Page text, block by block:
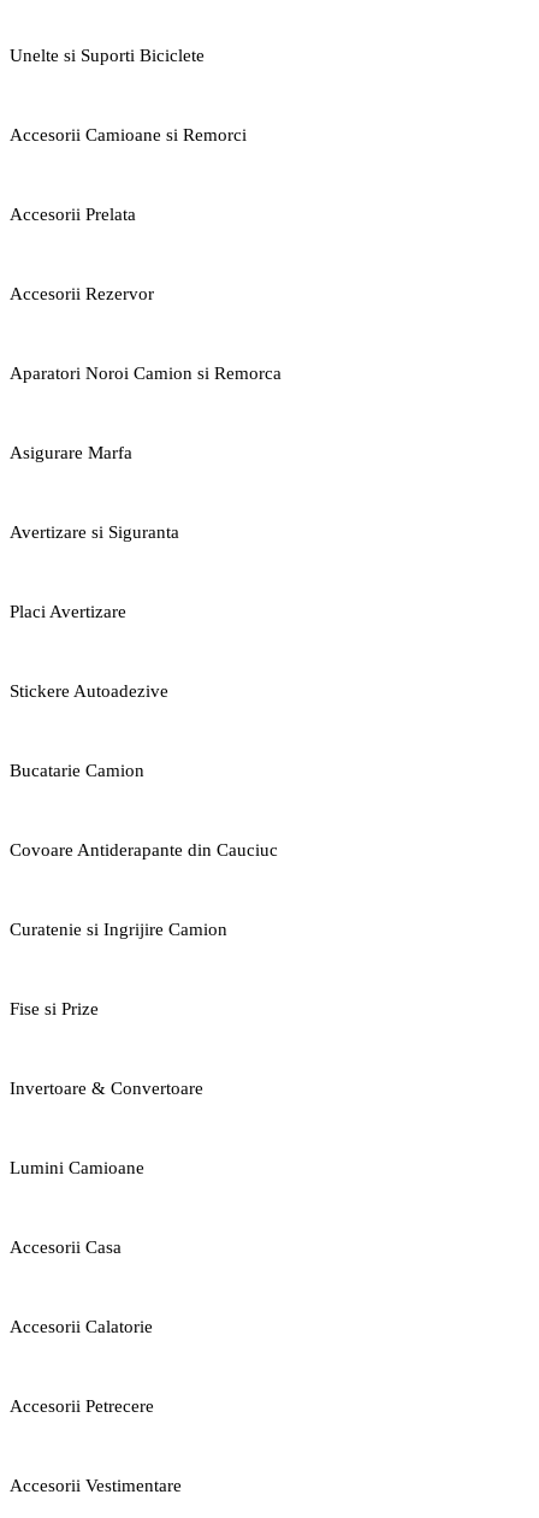
Unelte si Suporti Biciclete
Accesorii Camioane si Remorci
Accesorii Prelata
Accesorii Rezervor
Aparatori Noroi Camion si Remorca
Asigurare Marfa
Avertizare si Siguranta
Placi Avertizare
Stickere Autoadezive
Bucatarie Camion
Covoare Antiderapante din Cauciuc
Curatenie si Ingrijire Camion
Fise si Prize
Invertoare & Convertoare
Lumini Camioane
Accesorii Casa
Accesorii Calatorie
Accesorii Petrecere
Accesorii Vestimentare